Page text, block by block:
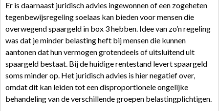
Er is daarnaast juridisch advies ingewonnen of een zogeheten
tegenbewijsregeling soelaas kan bieden voor mensen die
overwegend spaargeld in box 3 hebben. Idee van zo’n regeling
was dat je minder belasting heft bij mensen die kunnen
aantonen dat hun vermogen grotendeels of uitsluitend uit
spaargeld bestaat. Bij de huidige rentestand levert spaargeld
soms minder op. Het juridisch advies is hier negatief over,
omdat dit kan leiden tot een disproportionele ongelijke
behandeling van de verschillende groepen belastingplichtigen.